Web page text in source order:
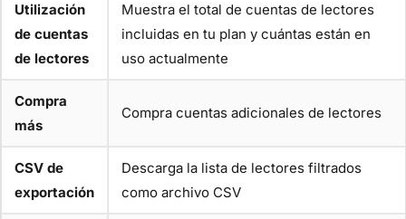
Utilización
de cuentas
de lectores
Muestra el total de cuentas de lectores
incluidas en tu plan y cuántas están en
uso actualmente
Compra
más
Compra cuentas adicionales de lectores
CSV de
exportación
Descarga la lista de lectores filtrados
como archivo CSV